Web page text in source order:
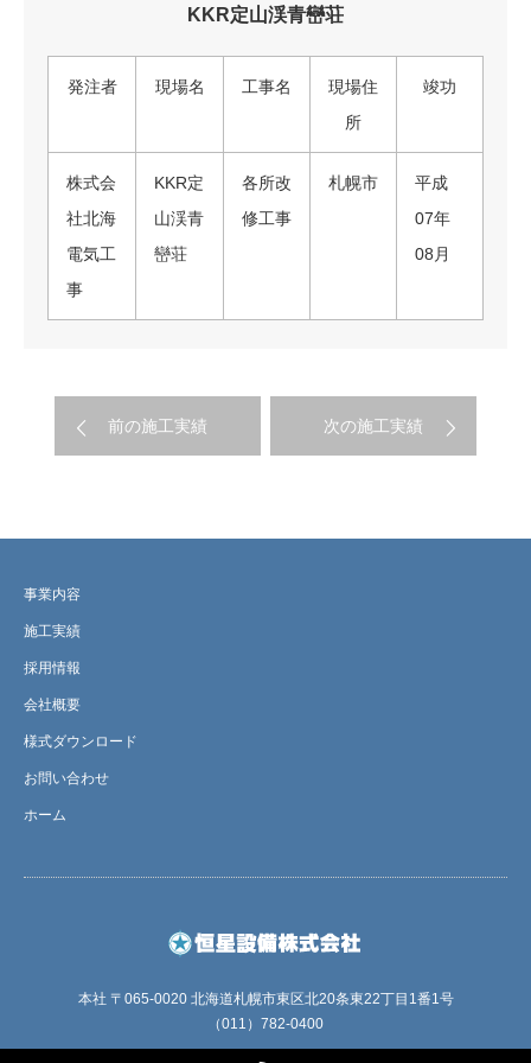
KKR定山渓青巒荘
発注者 現場名 工事名
現場住
所
竣功
株式会
社北海
電気工
事
KKR定
山渓青
巒荘
各所改
修工事
札幌市
平成
07年
08月
前の施工実績 次の施工実績
事業内容
施工実績
採用情報
会社概要
様式ダウンロード
お問い合わせ
ホーム
本社 〒065-0020 北海道札幌市東区北20条東22丁目1番1号
（011）782-0400